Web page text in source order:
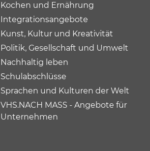
Kochen und Ernährung
Integrationsangebote
Kunst, Kultur und Kreativität
Politik, Gesellschaft und Umwelt
Nachhaltig leben
Schulabschlüsse
Sprachen und Kulturen der Welt
VHS.NACH MASS - Angebote für
Unternehmen